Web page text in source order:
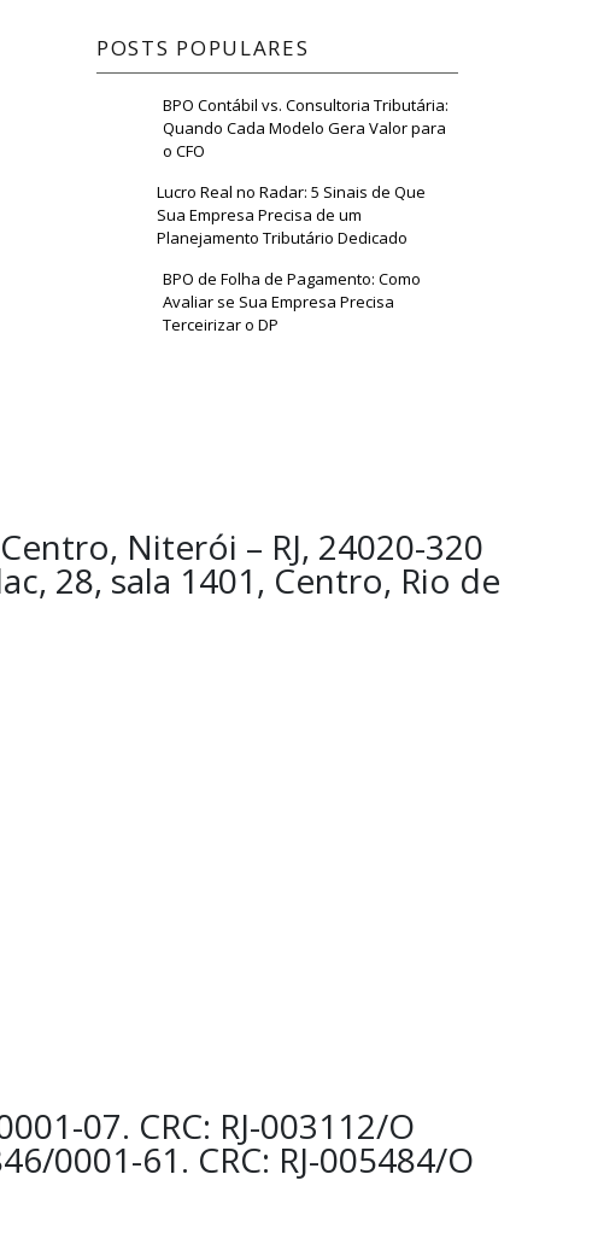
POSTS POPULARES
BPO Contábil vs. Consultoria Tributária:
Quando Cada Modelo Gera Valor para
o CFO
Lucro Real no Radar: 5 Sinais de Que
Sua Empresa Precisa de um
Planejamento Tributário Dedicado
BPO de Folha de Pagamento: Como
Avaliar se Sua Empresa Precisa
Terceirizar o DP
Niterói – RJ, 24020-320
28, sala 1401, Centro, Rio de
07. CRC: RJ-003112/O
0001-61. CRC: RJ-005484/O